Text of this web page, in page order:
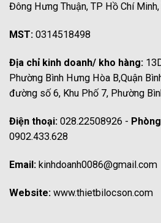
Đông Hưng Thuận, TP Hồ Chí
MST: 0314518498
Địa chỉ kinh doanh/ kho hàng:
Phường Bình Hưng Hòa B,Quận
đường số 6, Khu Phố 7, Phường
Điện thoại: 028.22508926 -
0902.433.628
Email: kinhdoanh0086@gmail.com
Website: www.thietbilocson.com